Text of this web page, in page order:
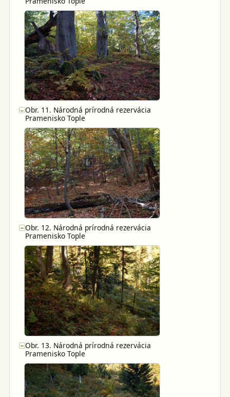
−Obr. 11. Národná prírodná rezervácia
Pramenisko Tople
−Obr. 12. Národná prírodná rezervácia
Pramenisko Tople
−Obr. 13. Národná prírodná rezervácia
Pramenisko Tople